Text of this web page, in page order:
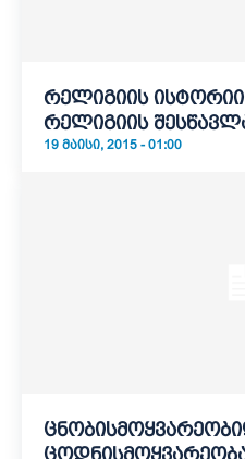
რელიგიის
რელიგიის
19 ᲛᲐᲘᲡᲘ, 2015 - 01:00